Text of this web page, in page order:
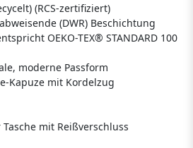
(RCS-zertifiziert)
(DWR) Beschichtung
OEKO-TEX® STANDARD 100
moderne Passform
Kapuze mit Kordelzug
mit Reißverschluss